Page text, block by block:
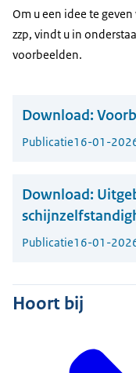
Om u een idee te
zzp, vindt u in
voorbeelden.
Download:
Publicatie16-01-
Download:
Publicatie16-01-
Hoort bij